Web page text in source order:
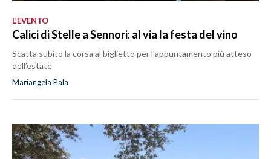
L’EVENTO
Calici di Stelle a Sennori: al via la festa del vino
Scatta subito la corsa al biglietto per l'appuntamento più atteso
dell’estate
Mariangela Pala